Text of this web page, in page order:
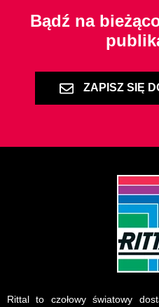
Bądź na
ZAPISZ SIĘ
Rittal to czołowy światowy